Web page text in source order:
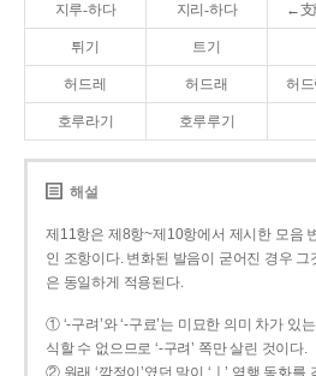
지루-하다 지리-하다 ←支
튀기 트기
허드레 허드래 허
호루라기 호루루기
해설
제11항은 제8항~제10항에서 제시한 모음
인 조항이다. 변화된 발음이 굳어진 경우
은 동일하게 적용된다.
① ‘-구려’와 ‘-구료’는 미묘한 의미 차가 있
식할 수 없으므로 ‘-구려’ 쪽만 살린 것이다.
② 원래 ‘깍정이’였던 말이 ‘ㅣ’ 역행 동화를